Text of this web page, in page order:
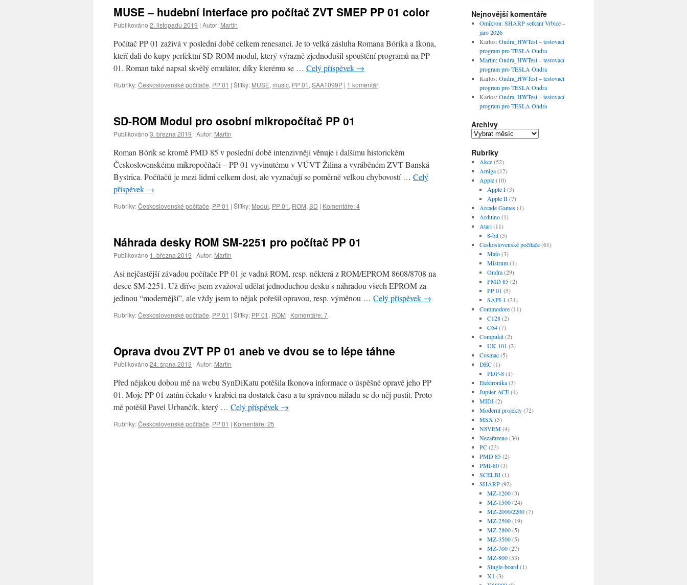
MUSE – hudební interface pro počítač ZVT SMEP PP 01 color
Publikováno 2. listopadu 2019 | Autor: Martin
Počítač PP 01 zažívá v poslední době celkem renesanci. Je to velká zásluha Romana Bórika a Ikona,
kteří dali do kupy perfektní SD-ROM modul, který výrazně zjednodušil spouštění programů na PP
01. Roman také napsal skvělý emulátor, díky kterému se … Celý příspěvek →
Rubriky:Československé počítače, PP 01 | Štítky: MUSE, music, PP 01 , SAA1099P | 1 komentář
SD-ROM Modul pro osobní mikropočítač PP 01
Publikováno 3. března 2019 | Autor: Martin
Roman Bórik se kromě PMD 85 v poslední době intenzivněji věnuje i dalšímu historickém
Československému mikropočítači – PP 01 vyvinutému v VÚVT Žilina a vyráběném ZVT Banská
Bystrica. Počítačů je mezi lidmi celkem dost, ale vyznačují se poměrně velkou chybovostí … Celý
příspěvek →
Rubriky:Československé počítače, PP 01 | Štítky: Modul, PP 01 , ROM, SD | Komentáře: 4
Náhrada desky ROM SM-2251 pro počítač PP 01
Publikováno 1. března 2019 | Autor: Martin
Asi nejčastější závadou počítače PP 01 je vadná ROM, resp. některá z ROM/EPROM 8608/8708 na
desce SM-2251. Už dříve jsem zvažoval udělat jednoduchou desku s náhradou všech EPROM za
jedinou “modernější”, ale vždy jsem to nějak pořešil opravou, resp. výměnou … Celý příspěvek →
Rubriky:Československé počítače, PP 01 | Štítky: PP 01 , ROM | Komentáře: 7
Oprava dvou ZVT PP 01 aneb ve dvou se to lépe táhne
Publikováno 24. srpna 2013 | Autor: Martin
Před nějakou dobou mě na webu SynDiKatu potěšila Ikonova informace o úspěšné opravě jeho PP
01. Moje PP 01 zatím čekalo v krabici na dostatek času a tu správnou náladu se do něj pustit. Proto
mě potěšil Pavel Urbančík, který … Celý příspěvek →
Rubriky:Československé počítače, PP 01 | Komentáře: 25
Nejnovější komentáře
Omikron:SHARP setkání Vrbice –
jaro 2026
Karlos:Ondra_HWTest – testovací
program pro TESLA Ondra
Martin:Ondra_HWTest – testovací
program pro TESLA Ondra
Karlos:Ondra_HWTest – testovací
program pro TESLA Ondra
Karlos:Ondra_HWTest – testovací
program pro TESLA Ondra
Archivy
Archivy
Rubriky
Akce(52)
Amiga(12)
Apple(10)
Apple I(3)
Apple II(7)
Arcade Games(1)
Arduino(1)
Atari(11)
8-bit(5)
Československé počítače(61)
Maťo(3)
Mistrum(1)
Ondra(29)
PMD 85(2)
PP 01 (5)
SAPI-1 (21)
Commodore(11)
C128(2)
C64(7)
Compukit(2)
UK 101 (2)
Cosmac(5)
DEC(1)
PDP-8(1)
Elektronika(3)
Jupiter ACE(4)
MIDI(2)
Moderní projekty(72)
MSX(5)
N8VEM(4)
Nezařazeno(36)
PC(23)
PMD 85(2)
PMI-80(3)
SCELBI(1)
SHARP(92)
MZ-1200(3)
MZ-1500(24)
MZ-2000/2200(7)
MZ-2500(19)
MZ-2800(5)
MZ-3500(5)
MZ-700(27)
MZ-800(53)
Single-board(1)
X1 (3)